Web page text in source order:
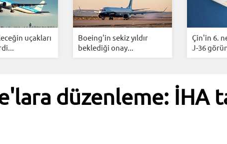
İnstagram Çöktü Mü
uçakları
Boeing'in sekiz yıldır
beklediği onay...
Çin'in 6.
J-36
düzenleme: İHA